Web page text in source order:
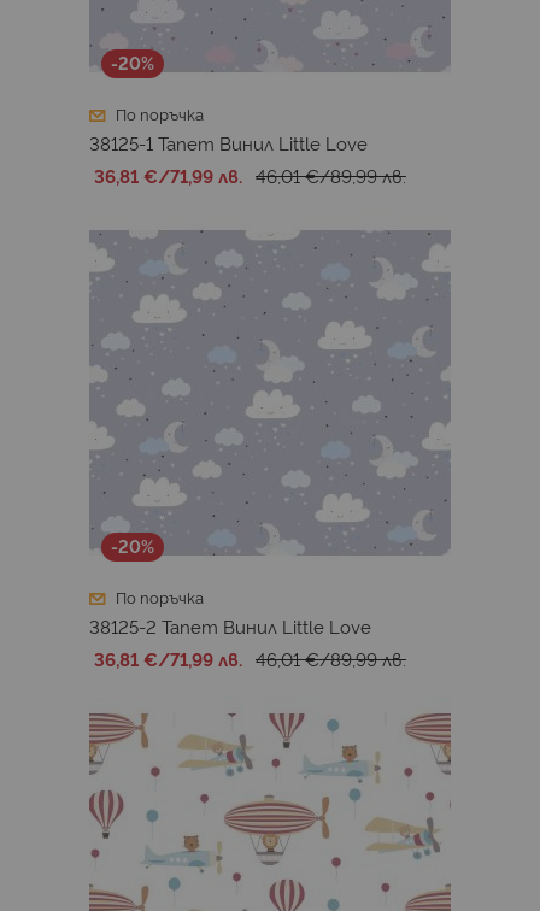
-20%
По поръчка
38125-1 Тапет Винил Little Love
36,81 €/71,99 лв. 46,01 €/89,99 лв.
-20%
По поръчка
38125-2 Тапет Винил Little Love
36,81 €/71,99 лв. 46,01 €/89,99 лв.